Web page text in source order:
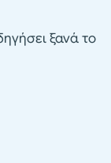
ξανά το